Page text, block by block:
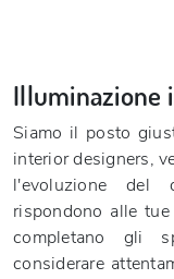
Illuminazione
Siamo il posto
interior designers,
l'evoluzione del
rispondono alle
completano gli
considerare